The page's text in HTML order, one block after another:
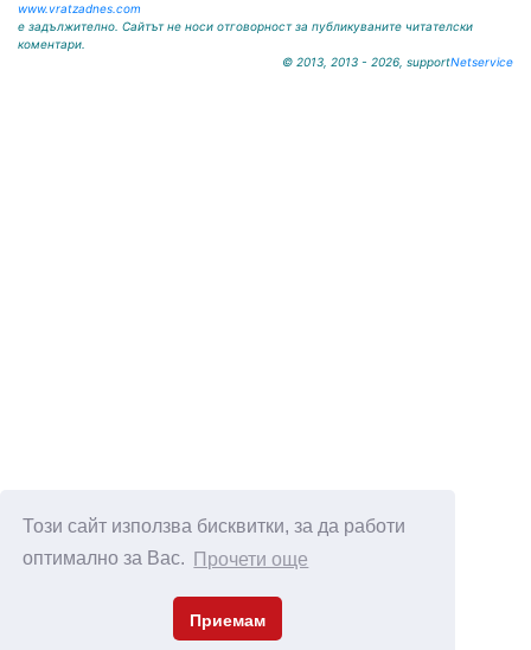
Този сайт използва бисквитки, за да работи
оптимално за Вас.
Прочети още
Приемам
www.vratzadnes.com
е задължително. Сайтът не носи отговорност за публикуваните читателски
коментари.
© 2013, 2013 - 2026, supportNetservice